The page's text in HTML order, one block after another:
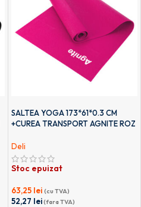
SALTEA YOGA 173*61*0.3 CM
+CUREA TRANSPORT AGNITE ROZ
Deli
Stoc epuizat
63,25 lei (cu TVA)
52,27 lei(fara TVA)